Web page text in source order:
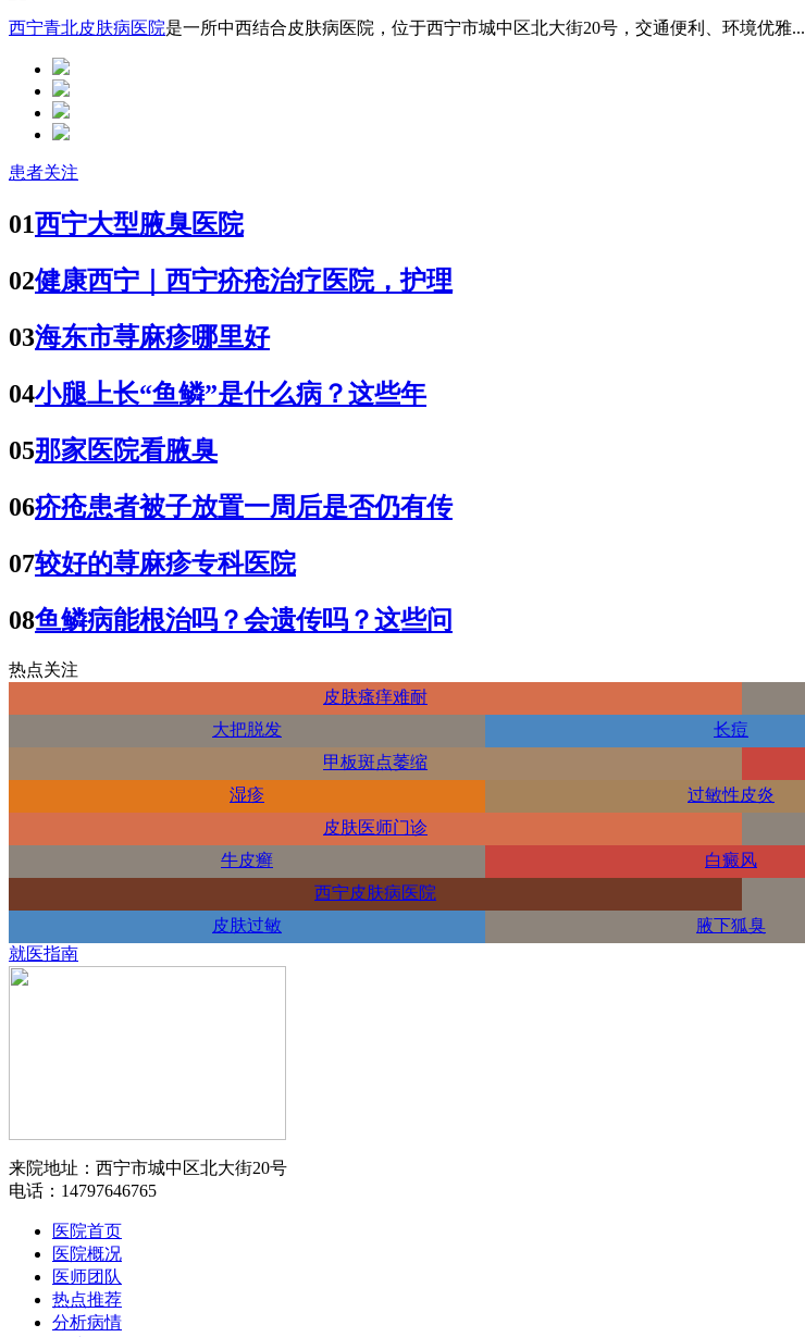
西宁青北皮肤病医院是一所中西结合皮肤病医院，位于西宁市城中区北大街20号，交通便利、环境优雅...
患者关注
01西宁大型腋臭医院
02健康西宁｜西宁疥疮治疗医院，护理
03海东市荨麻疹哪里好
04小腿上长“鱼鳞”是什么病？这些年
05那家医院看腋臭
06疥疮患者被子放置一周后是否仍有传
07较好的荨麻疹专科医院
08鱼鳞病能根治吗？会遗传吗？这些问
热点关注
皮肤瘙痒难耐
大把脱发
长痘
甲板斑点萎缩
湿疹
过敏性皮炎
皮肤医师门诊
牛皮癣
白癜风
西宁皮肤病医院
皮肤过敏
腋下狐臭
就医指南
来院地址：西宁市城中区北大街20号
电话：14797646765
医院首页
医院概况
医师团队
热点推荐
分析病情